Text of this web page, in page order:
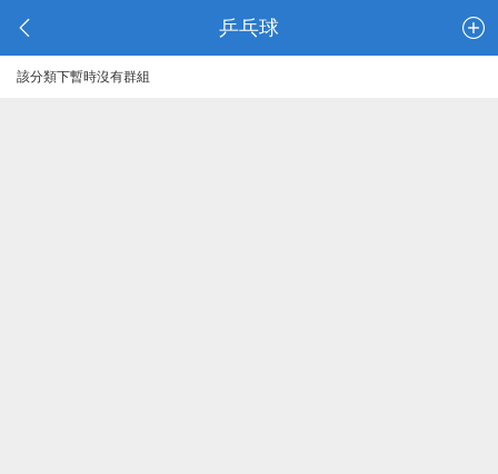
乒乓球
該分類下暫時沒有群組